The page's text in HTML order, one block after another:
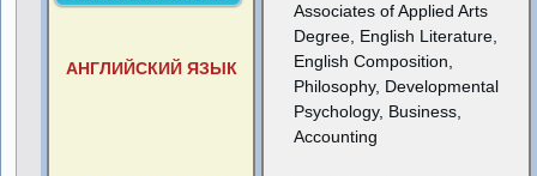
АНГЛИЙСКИЙ ЯЗЫК
Associates of Applied Arts
Degree, English Literature,
English Composition,
Philosophy, Developmental
Psychology, Business,
Accounting